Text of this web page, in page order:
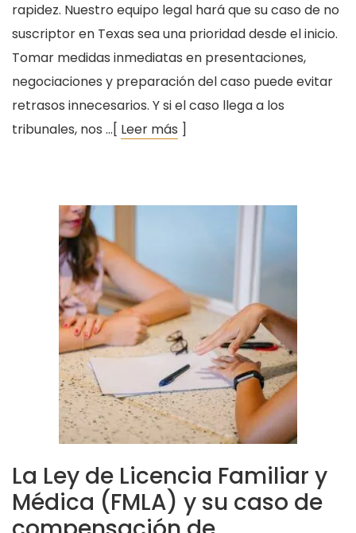
rapidez. Nuestro equipo legal hará que su caso de no
suscriptor en Texas sea una prioridad desde el inicio.
Tomar medidas inmediatas en presentaciones,
negociaciones y preparación del caso puede evitar
retrasos innecesarios. Y si el caso llega a los
tribunales, nos …[ Leer más ]
La Ley de Licencia Familiar y
Médica (FMLA) y su caso de